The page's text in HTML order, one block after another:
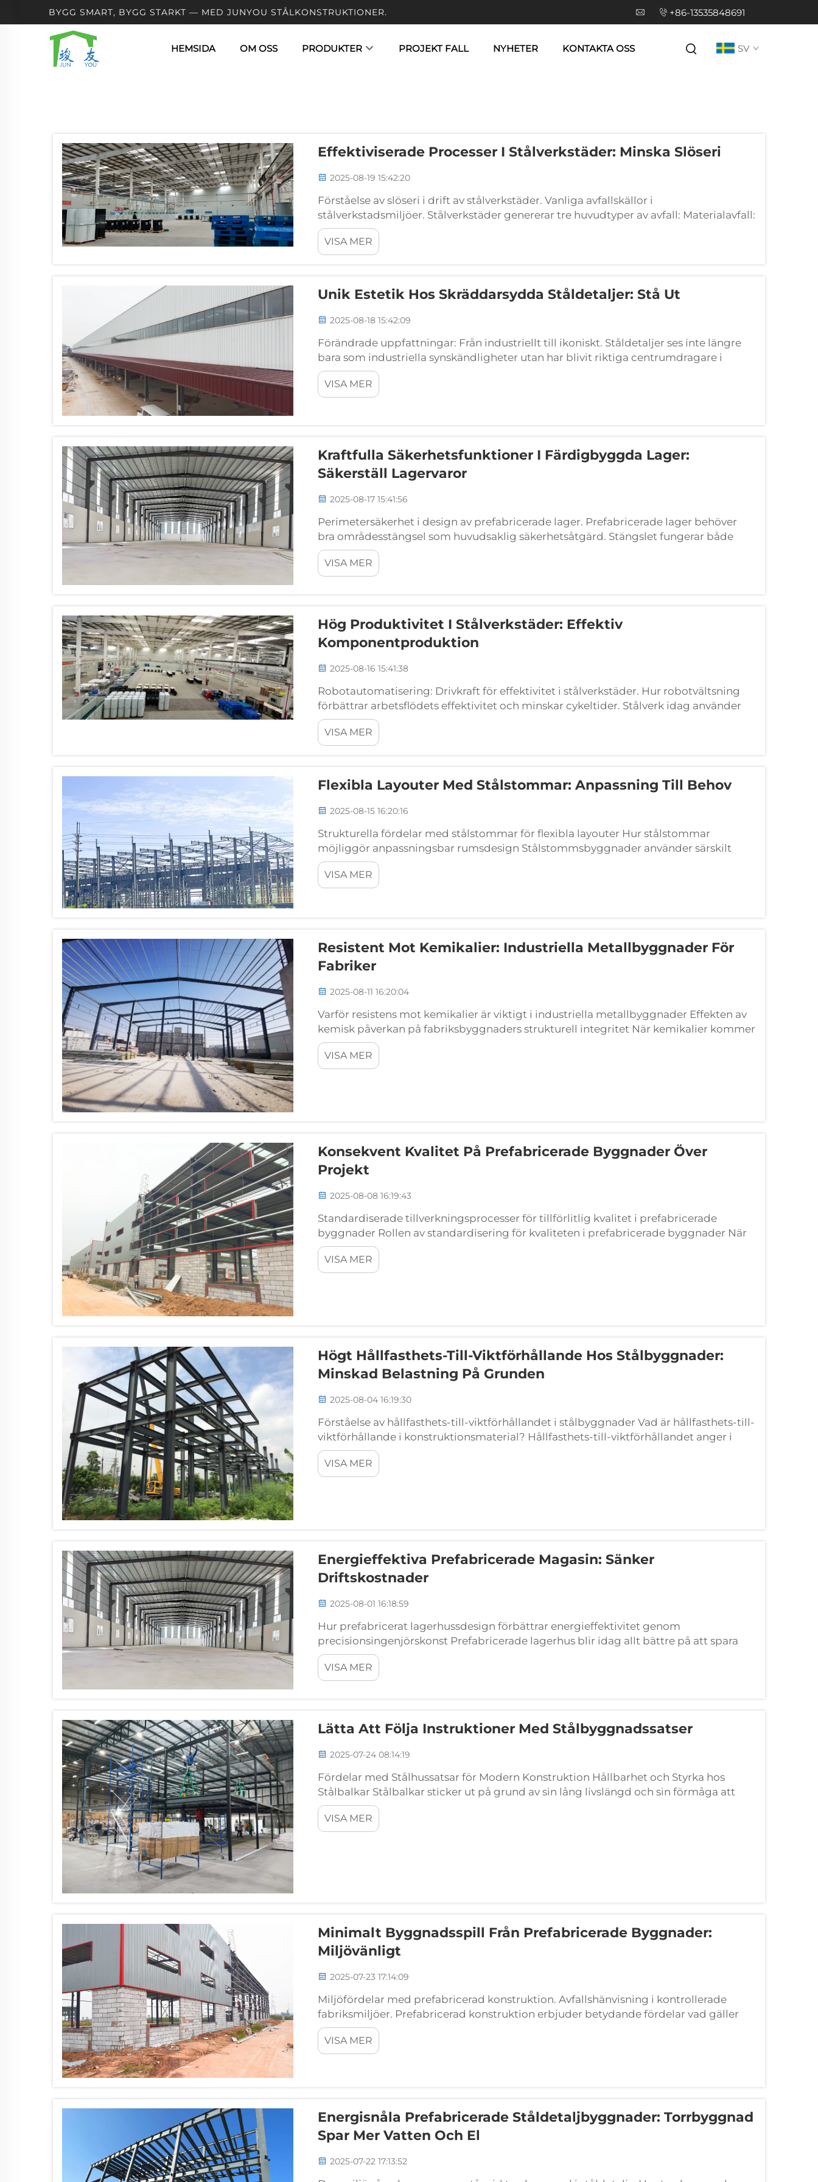
BYGG SMART, BYGG STARKT — MED JUNYOU STÅLKONSTRUKTIONER. +86-13535848691
HEMSIDA OM OSS PRODUKTER PROJEKT FALL NYHETER KONTAKTA OSS SV
Effektiviserade Processer I Stålverkstäder: Minska Slöseri
2025-08-19 15:42:20
Förståelse av slöseri i drift av stålverkstäder. Vanliga avfallskällor i
stålverkstadsmiljöer. Stålverkstäder genererar tre huvudtyper av avfall: Materialavfall:
Upp till 20 % av råstål blir skrot på grund av ineffektiv placering eller skärning...
VISA MER
Unik Estetik Hos Skräddarsydda Ståldetaljer: Stå Ut
2025-08-18 15:42:09
Förändrade uppfattningar: Från industriellt till ikoniskt. Ståldetaljer ses inte längre
bara som industriella synskändligheter utan har blivit riktiga centrumdragare i
modern arkitektur. Det som förr främst var begränsat till fabriksgolv och
lagringsutrymmen är nu...
VISA MER
Kraftfulla Säkerhetsfunktioner I Färdigbyggda Lager:
Säkerställ Lagervaror
2025-08-17 15:41:56
Perimetersäkerhet i design av prefabricerade lager. Prefabricerade lager behöver
bra områdesstängsel som huvudsaklig säkerhetsåtgärd. Stängslet fungerar både
som en visuell varning och en verklig barriär för att förhindra obehörig tillträde. När
lagret...
VISA MER
Hög Produktivitet I Stålverkstäder: Effektiv
Komponentproduktion
2025-08-16 15:41:38
Robotautomatisering: Drivkraft för effektivitet i stålverkstäder. Hur robotvältsning
förbättrar arbetsflödets effektivitet och minskar cykeltider. Stålverk idag använder
robotvältsystem som kan utföra arbeten ungefär 65 % snabbare än mänskliga
svetsare...
VISA MER
Flexibla Layouter Med Stålstommar: Anpassning Till Behov
2025-08-15 16:20:16
Strukturella fördelar med stålstommar för flexibla layouter Hur stålstommar
möjliggör anpassningsbar rumsdesign Stålstommsbyggnader använder särskilt
tillverkade delar som gör att konstruktioner kan justeras efter behov och håller i
många ombyggnader...
VISA MER
Resistent Mot Kemikalier: Industriella Metallbyggnader För
Fabriker
2025-08-11 16:20:04
Varför resistens mot kemikalier är viktigt i industriella metallbyggnader Effekten av
kemisk påverkan på fabriksbyggnaders strukturell integritet När kemikalier kommer
in i fabrikskonstruktioner börjar de bryta ner materialen över tid. Material som inte är
skyddade mot industriella kemikalier...
VISA MER
Konsekvent Kvalitet På Prefabricerade Byggnader Över
Projekt
2025-08-08 16:19:43
Standardiserade tillverkningsprocesser för tillförlitlig kvalitet i prefabricerade
byggnader Rollen av standardisering för kvaliteten i prefabricerade byggnader När
tillverkare följer standardiserade processer minskar de olika former av inkonsekvens
eftersom...
VISA MER
Högt Hållfasthets-Till-Viktförhållande Hos Stålbyggnader:
Minskad Belastning På Grunden
2025-08-04 16:19:30
Förståelse av hållfasthets-till-viktförhållandet i stålbyggnader Vad är hållfasthets-till-
viktförhållande i konstruktionsmaterial? Hållfasthets-till-viktförhållandet anger i
grunden hur starkt ett material är i förhållande till dess vikt, vilket innebär att man
dividerar...
VISA MER
Energieffektiva Prefabricerade Magasin: Sänker
Driftskostnader
2025-08-01 16:18:59
Hur prefabricerat lagerhussdesign förbättrar energieffektivitet genom
precisionsingenjörskonst Prefabricerade lagerhus blir idag allt bättre på att spara
energi tack vare design som skapas med datorbaserad modellering, vilket
maximerar utrymmesutnyttjande och värmehantering...
VISA MER
Lätta Att Följa Instruktioner Med Stålbyggnadssatser
2025-07-24 08:14:19
Fördelar med Stålhussatsar för Modern Konstruktion Hållbarhet och Styrka hos
Stålbalkar Stålbalkar sticker ut på grund av sin lång livslängd och sin förmåga att
bära tyngder mycket väl, vilket gör dem till en nödvändighet i de flesta byggnader
idag. Den dragningsstyrka som stål...
VISA MER
Minimalt Byggnadsspill Från Prefabricerade Byggnader:
Miljövänligt
2025-07-23 17:14:09
Miljöfördelar med prefabricerad konstruktion. Avfallshänvisning i kontrollerade
fabriksmiljöer. Prefabricerad konstruktion erbjuder betydande fördelar vad gäller
avfallsminskning genom tillverkning av komponenter i en kontrollerad fabrikssmiljö.
Detta tillvägagångssätt...
VISA MER
Energisnåla Prefabricerade Ståldetaljbyggnader: Torrbyggnad
Spar Mer Vatten Och El
2025-07-22 17:13:52